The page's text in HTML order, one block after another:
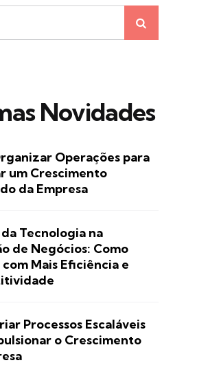
Novidades
Operações para
um Crescimento
da Empresa
Tecnologia na
de Negócios: Como
Mais Eficiência e
Processos Escaláveis
o Crescimento